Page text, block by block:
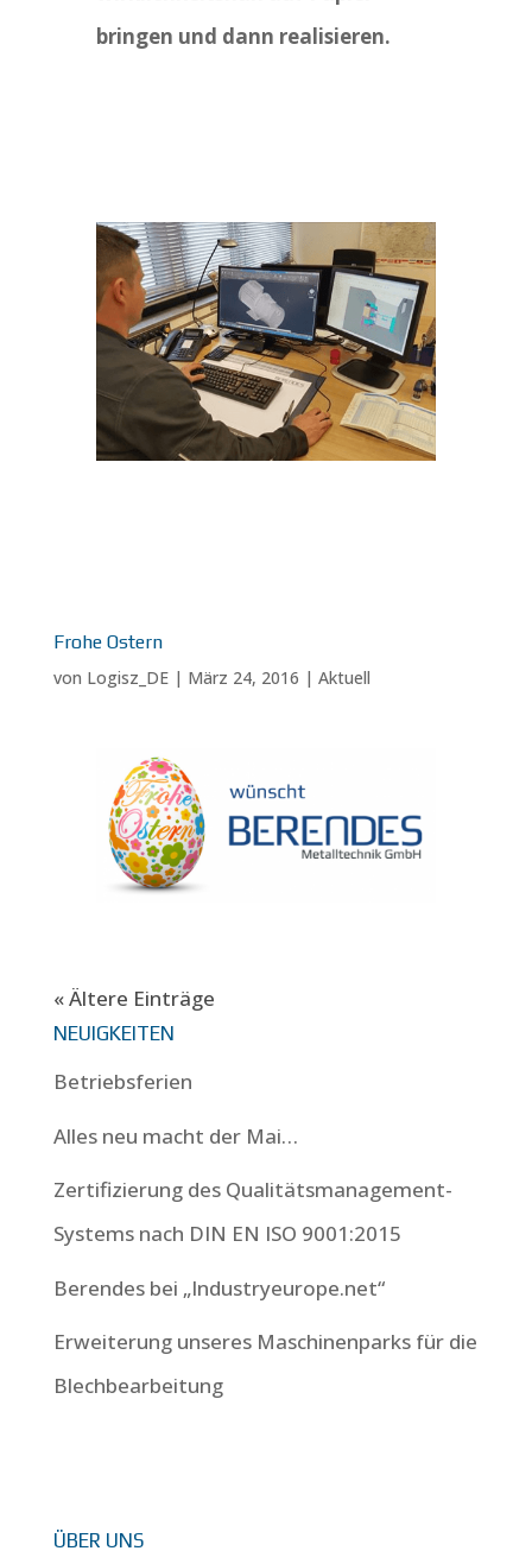
bringen und dann realisieren.
Frohe Ostern
von Logisz_DE| März 24, 2016 | Aktuell
« Ältere Einträge
NEUIGKEITEN
Betriebsferien
Alles neu macht der Mai…
Zertifizierung des Qualitätsmanagement-
Systems nach DIN EN ISO 9001:2015
Berendes bei „Industryeurope.net“
Erweiterung unseres Maschinenparks für die
Blechbearbeitung
ÜBER UNS